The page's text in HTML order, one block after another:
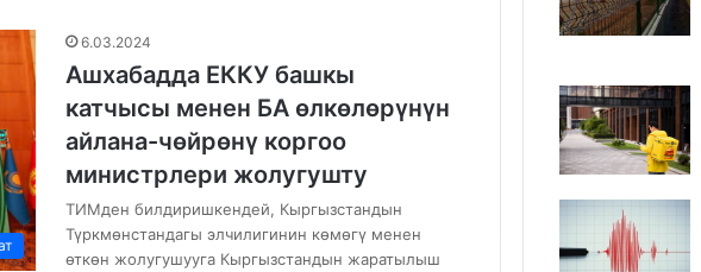
6.03.2024
Ашхабадда ЕККУ башкы
катчысы менен БА өлкөлөрүнүн
айлана-чөйрөнү коргоо
министрлери жолугушту
ТИМден билдиришкендей, Кыргызстандын
Түркмөнстандагы элчилигинин көмөгү менен
өткөн жолугушууга Кыргызстандын жаратылыш